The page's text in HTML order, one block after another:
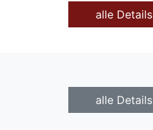
alle Details
alle Details